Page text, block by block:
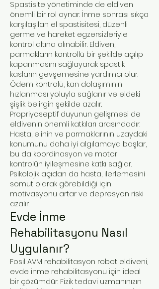
Spastisite yönetiminde de eldiven
önemli bir rol oynar. İnme sonrası sıkça
karşılaşılan el spastisitesi, düzenli
germe ve hareket egzersizleriyle
kontrol altına alınabilir. Eldiven,
parmakların kontrollü bir şekilde açılıp
kapanmasını sağlayarak spastik
kasların gevşemesine yardımcı olur.
Ödem kontrolü, kan dolaşımının
hızlanması yoluyla sağlanır ve eldeki
şişlik belirgin şekilde azalır.
Propriyoseptif duyunun gelişmesi de
eldivenin önemli katkıları arasındadır.
Hasta, elinin ve parmaklarının uzaydaki
konumunu daha iyi algılamaya başlar,
bu da koordinasyon ve motor
kontrolün iyileşmesine katkı sağlar.
Psikolojik açıdan da hasta, ilerlemesini
somut olarak görebildiği için
motivasyonu artar ve depresyon riski
azalır.
Evde İnme
Rehabilitasyonu Nasıl
Uygulanır?
Fosil AVM rehabilitasyon robot eldiveni,
evde inme rehabilitasyonu için ideal
bir çözümdür. Fizik tedavi uzmanınızın